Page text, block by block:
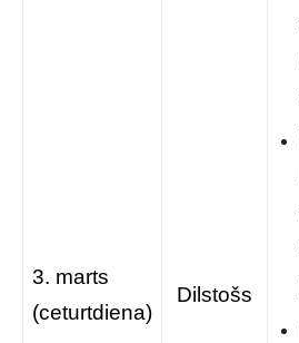
3. marts
(ceturtdiena)
Dilstošs